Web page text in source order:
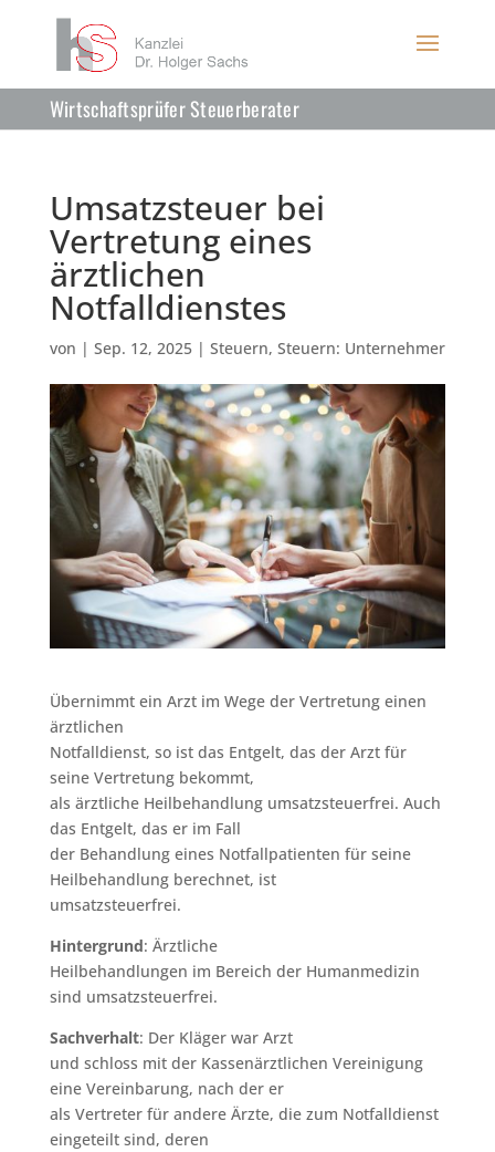
Wirtschaftsprüfer Steuerberater
Umsatzsteuer bei
Vertretung eines
ärztlichen
Notfalldienstes
von | Sep. 12, 2025| Steuern, Steuern: Unternehmer
Übernimmt ein Arzt im Wege der Vertretung einen
ärztlichen
Notfalldienst, so ist das Entgelt, das der Arzt für
seine Vertretung bekommt,
als ärztliche Heilbehandlung umsatzsteuerfrei. Auch
das Entgelt, das er im Fall
der Behandlung eines Notfallpatienten für seine
Heilbehandlung berechnet, ist
umsatzsteuerfrei.
Hintergrund: Ärztliche
Heilbehandlungen im Bereich der Humanmedizin
sind umsatzsteuerfrei.
Sachverhalt: Der Kläger war Arzt
und schloss mit der Kassenärztlichen Vereinigung
eine Vereinbarung, nach der er
als Vertreter für andere Ärzte, die zum Notfalldienst
eingeteilt sind, deren